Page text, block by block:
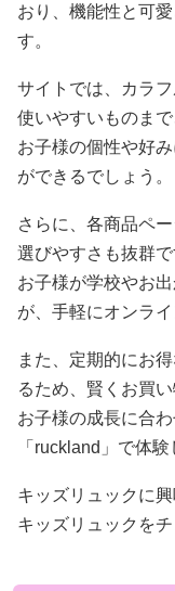
おり、機能性と可
す。
サイトでは、カラ
使いやすいものま
お子様の個性や好
ができるでしょう。
さらに、各商品ペ
選びやすさも抜群で
お子様が学校やお
が、手軽にオンラ
また、定期的にお
るため、賢くお買
お子様の成長に合
「ruckland」で体
キッズリュックに
キッズリュックを